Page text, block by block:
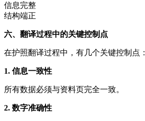
信息完整
结构端正
六、翻译过程中的关键控制点
在护照翻译过程中，有几个关键控制点：
1. 信息一致性
所有数据必须与资料页完全一致。
2. 数字准确性